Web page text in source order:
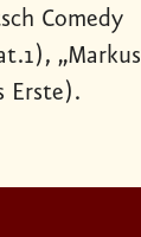
Comedy
„Markus
Erste).